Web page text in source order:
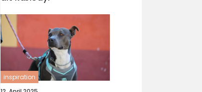
inspiration